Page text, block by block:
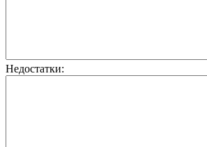
Недостатки: